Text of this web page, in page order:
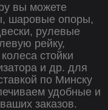
вы можете
шаровые опоры,
рулевые
рейку,
стойки
и др. для
по Минску
удобные и
заказов.